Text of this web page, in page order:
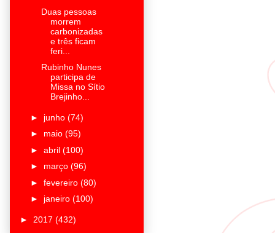
Duas pessoas
morrem
carbonizadas
e três ficam
feri...
Rubinho Nunes
participa de
Missa no Sítio
Brejinho...
► junho (74)
► maio (95)
► abril (100)
► março (96)
► fevereiro (80)
► janeiro (100)
► 2017 (432)